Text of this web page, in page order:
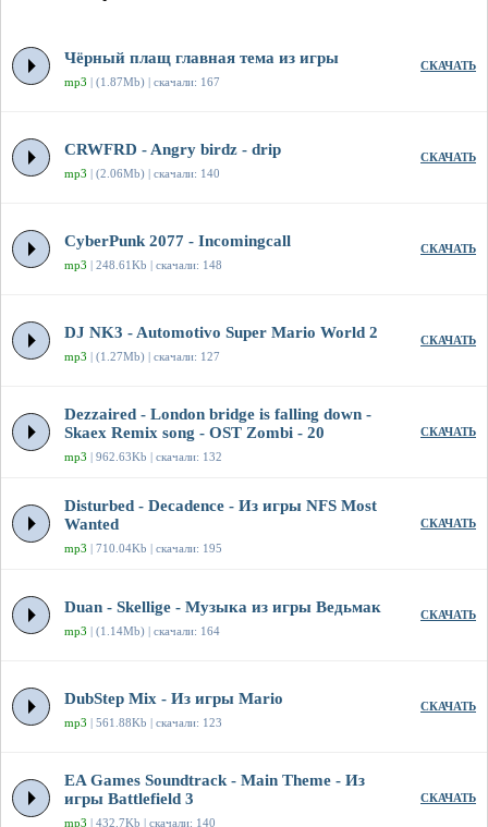
Чёрный плащ главная тема из игры
mp3 | (1.87Mb) | скачали: 167
СКАЧАТЬ
CRWFRD - Angry birdz - drip
mp3 | (2.06Mb) | скачали: 140
СКАЧАТЬ
CyberPunk 2077 - Incomingcall
mp3 | 248.61Kb | скачали: 148
СКАЧАТЬ
DJ NK3 - Automotivo Super Mario World 2
mp3 | (1.27Mb) | скачали: 127
СКАЧАТЬ
Dezzaired - London bridge is falling down -
Skaex Remix song - OST Zombi - 20
mp3 | 962.63Kb | скачали: 132
СКАЧАТЬ
Disturbed - Decadence - Из игры NFS Most
Wanted
mp3 | 710.04Kb | скачали: 195
СКАЧАТЬ
Duan - Skellige - Музыка из игры Ведьмак
mp3 | (1.14Mb) | скачали: 164
СКАЧАТЬ
DubStep Mix - Из игры Mario
mp3 | 561.88Kb | скачали: 123
СКАЧАТЬ
EA Games Soundtrack - Main Theme - Из
игры Battlefield 3
mp3 | 432.7Kb | скачали: 140
СКАЧАТЬ